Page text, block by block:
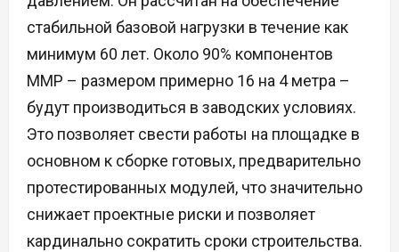
стабильной базовой нагрузки в течение как
минимум 60 лет. Около 90% компонентов
ММР – размером примерно 16 на 4 метра –
будут производиться в заводских условиях.
Это позволяет свести работы на площадке в
основном к сборке готовых, предварительно
протестированных модулей, что значительно
снижает проектные риски и позволяет
кардинально сократить сроки строительства.